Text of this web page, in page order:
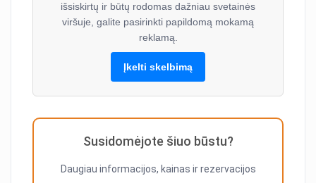
išsiskirtų ir būtų rodomas dažniau svetainės
viršuje, galite pasirinkti papildomą mokamą
reklamą.
Įkelti skelbimą
Susidomėjote šiuo būstu?
Daugiau informacijos, kainas ir rezervacijos